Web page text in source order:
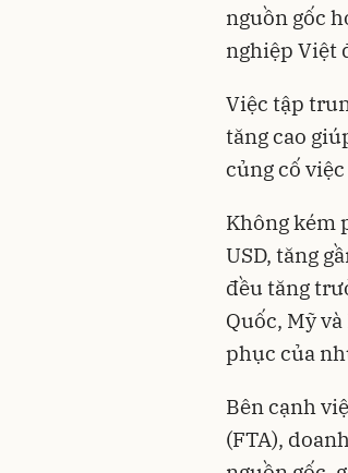
nguồn gốc
nghiệp Việt
Việc tập
tăng cao
củng cố
Không kém
USD, tăng
đều tăng
Quốc, Mỹ
phục của
Bên cạnh
(FTA),